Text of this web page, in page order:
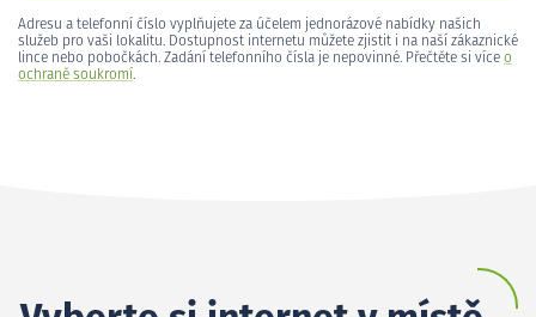
Adresu a telefonní číslo vyplňujete za účelem jednorázové nabídky našich
služeb pro vaši lokalitu. Dostupnost internetu můžete zjistit i na naší zákaznické
lince nebo pobočkách. Zadání telefonního čísla je nepovinné. Přečtěte si více o
ochraně soukromí.